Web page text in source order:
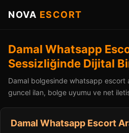
NOVA ESCORT
Damal Whatsapp
Sessizliğinde Dijital
Damal bolgesinde whatsapp escort
guncel ilan, bolge uyumu ve net
Damal Whatsapp Escort